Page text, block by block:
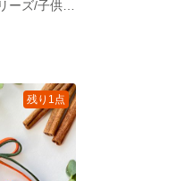
残り1点